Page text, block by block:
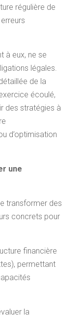
régulière de
à eux, ne se
légales.
de la
écoulé,
des stratégies à
d’optimisation
une
transformer des
concrets pour
financière
permettant
la